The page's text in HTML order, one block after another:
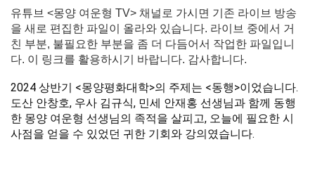
유튜브 <몽양 여운형 TV> 채널로 가시면 기존 라이브 방송
을 새로 편집한 파일이 올라와 있습니다. 라이브 중에서 거
친 부분, 불필요한 부분을 좀 더 다듬어서 작업한 파일입니
다. 이 링크를 활용하시기 바랍니다. 감사합니다.
2024 상반기 <몽양평화대학>의 주제는 <동행>이었습니다.
도산 안창호, 우사 김규식, 민세 안재홍 선생님과 함께 동행
한 몽양 여운형 선생님의 족적을 살피고, 오늘에 필요한 시
사점을 얻을 수 있었던 귀한 기회와 강의였습니다.